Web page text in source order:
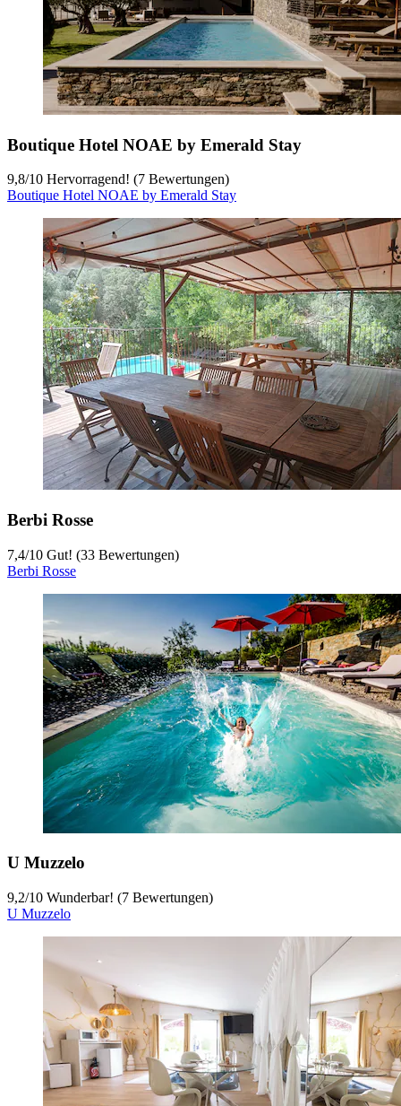
Boutique Hotel NOAE by Emerald Stay
9,8/10 Hervorragend! (7 Bewertungen)
Boutique Hotel NOAE by Emerald Stay
Berbi Rosse
7,4/10 Gut! (33 Bewertungen)
Berbi Rosse
U Muzzelo
9,2/10 Wunderbar! (7 Bewertungen)
U Muzzelo